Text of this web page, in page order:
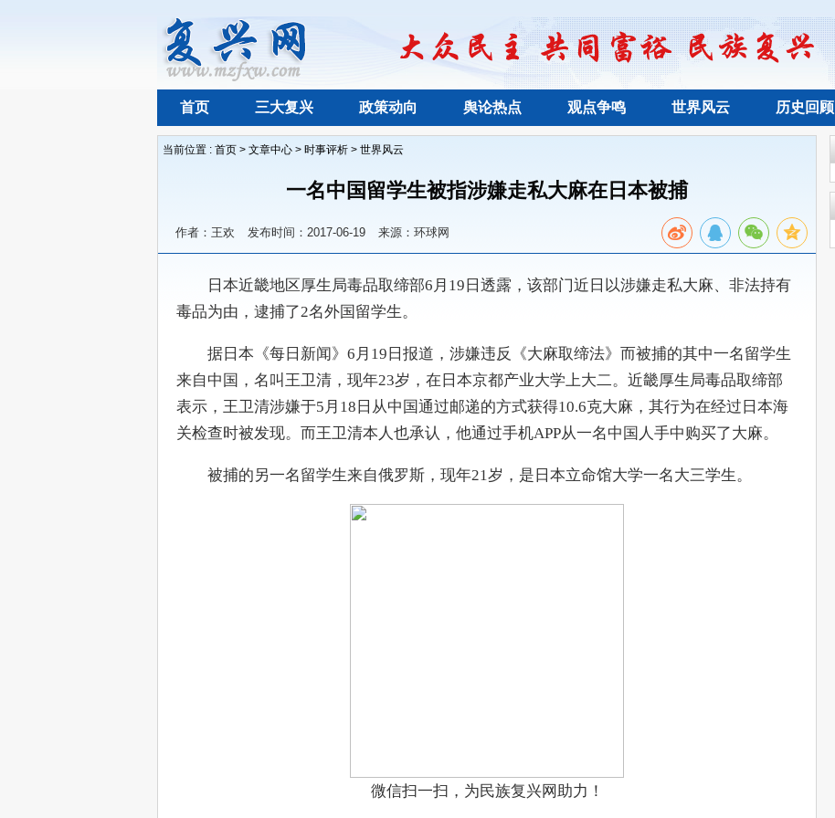
首页 三大复兴 政策动向 舆论热点 观点争鸣 世界风云 历史回顾
当前位置 : 首页 > 文章中心 > 时事评析 > 世界风云
一名中国留学生被指涉嫌走私大麻在日本被捕
作者：王欢 发布时间：2017-06-19 来源：环球网
日本近畿地区厚生局毒品取缔部6月19日透露，该部门近日以涉嫌走私大麻、非法持有
毒品为由，逮捕了2名外国留学生。
据日本《每日新闻》6月19日报道，涉嫌违反《大麻取缔法》而被捕的其中一名留学生
来自中国，名叫王卫清，现年23岁，在日本京都产业大学上大二。近畿厚生局毒品取缔部
表示，王卫清涉嫌于5月18日从中国通过邮递的方式获得10.6克大麻，其行为在经过日本海
关检查时被发现。而王卫清本人也承认，他通过手机APP从一名中国人手中购买了大麻。
被捕的另一名留学生来自俄罗斯，现年21岁，是日本立命馆大学一名大三学生。
微信扫一扫，为民族复兴网助力！